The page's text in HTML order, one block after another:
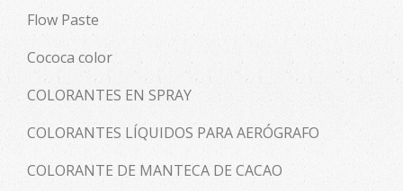
Flow Paste
Cococa color
COLORANTES EN SPRAY
COLORANTES LÍQUIDOS PARA AERÓGRAFO
COLORANTE DE MANTECA DE CACAO